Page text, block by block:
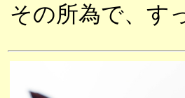
その所為で、す